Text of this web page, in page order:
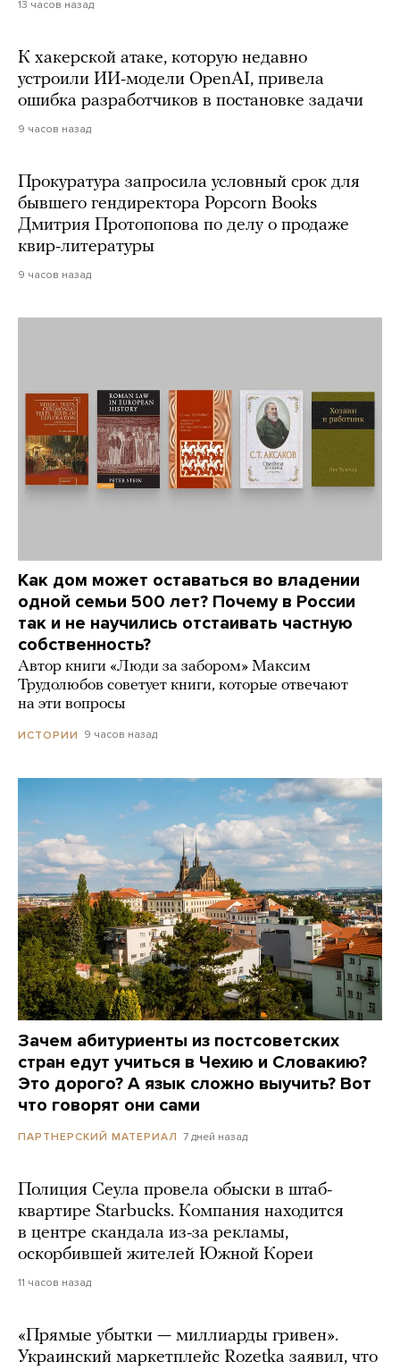
13 часов назад
К хакерской атаке, которую недавно
устроили ИИ-модели OpenAI, привела
ошибка разработчиков в постановке задачи
9 часов назад
Прокуратура запросила условный срок для
бывшего гендиректора Popcorn Books
Дмитрия Протопопова по делу о продаже
квир-литературы
9 часов назад
Как дом может оставаться во владении
одной семьи 500 лет? Почему в России
так и не научились отстаивать частную
собственность?
Автор книги «Люди за забором» Максим
Трудолюбов советует книги, которые отвечают
на эти вопросы
ИСТОРИИ 9 часов назад
Зачем абитуриенты из постсоветских
стран едут учиться в Чехию и Словакию?
Это дорого? А язык сложно выучить? Вот
что говорят они сами
ПАРТНЕРСКИЙ МАТЕРИАЛ 7 дней назад
Полиция Сеула провела обыски в штаб-
квартире Starbucks. Компания находится
в центре скандала из-за рекламы,
оскорбившей жителей Южной Кореи
11 часов назад
«Прямые убытки — миллиарды гривен».
Украинский маркетплейс Rozetka заявил, что